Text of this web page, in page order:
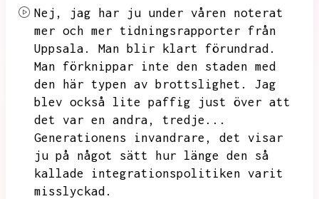
Nej,
jag har ju under våren noterat
mer och mer tidningsrapporter från
Uppsala.
Man blir klart förundrad.
Man förknippar inte den staden med
den här typen av brottslighet.
Jag
blev också lite paffig just över att
det var en andra,
tredje...
Generationens invandrare,
det visar
ju på något sätt hur länge den så
kallade integrationspolitiken varit
misslyckad.